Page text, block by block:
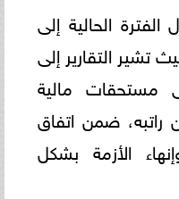
الحالية إلى
تشير التقارير إلى
مالية
ضمن اتفاق
الأزمة بشكل